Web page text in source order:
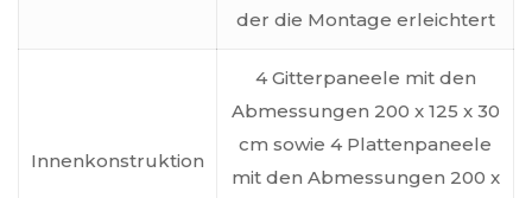
der die Montage erleichtert
Innenkonstruktion
4 Gitterpaneele mit den
Abmessungen 200 x 125 x 30
cm sowie 4 Plattenpaneele
mit den Abmessungen 200 x